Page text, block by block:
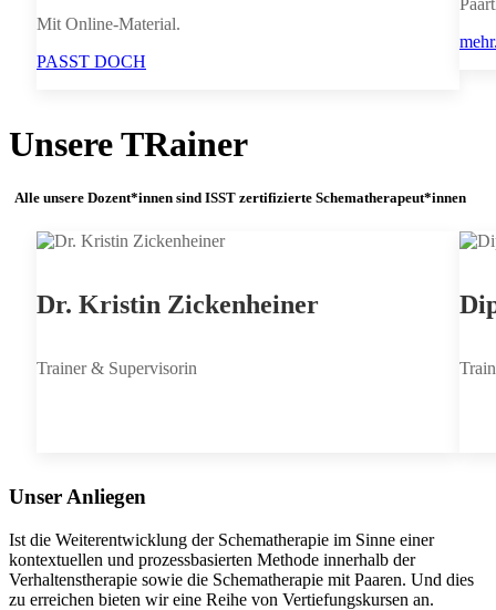
Mit Online-Material.
PASST DOCH
Unsere TRainer
Alle unsere Dozent*innen sind ISST zertifizierte Schematherapeut*innen
Dr. Kristin Zickenheiner
Trainer & Supervisorin
Unser Anliegen
Ist die Weiterentwicklung der Schematherapie im Sinne einer
kontextuellen und prozessbasierten Methode innerhalb der
Verhaltenstherapie sowie die Schematherapie mit Paaren. Und dies
zu erreichen bieten wir eine Reihe von Vertiefungskursen an.